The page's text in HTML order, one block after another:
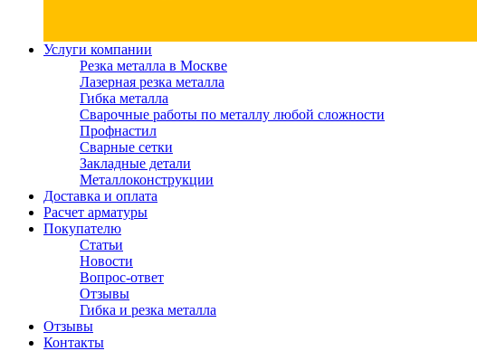
Услуги компании
Резка металла в Москве
Лазерная резка металла
Гибка металла
Сварочные работы по металлу любой сложности
Профнастил
Сварные сетки
Закладные детали
Металлоконструкции
Доставка и оплата
Расчет арматуры
Покупателю
Статьи
Новости
Вопрос-ответ
Отзывы
Гибка и резка металла
Отзывы
Контакты